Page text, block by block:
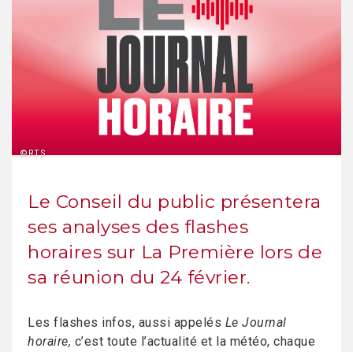
©RTS
Le Conseil du public présentera
ses analyses des flashes
horaires sur La Première lors de
sa réunion du 24 février.
Les flashes infos, aussi appelés Le Journal
horaire, c’est toute l’actualité et la météo, chaque